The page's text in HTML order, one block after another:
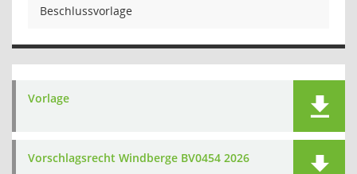
Beschlussvorlage
Vorlage
Vorschlagsrecht Windberge BV0454 2026